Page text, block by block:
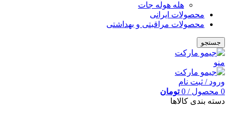
هله هوله جات
محصولات ایرانی
محصولات مراقبتی و بهداشتی
جستجو
منو
ورود / ثبت نام
0 محصول /
0 تومان
دسته بندی کالاها